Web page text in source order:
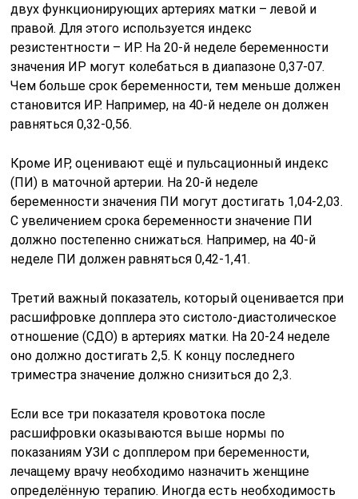
двух функционирующих артериях матки – левой и
правой. Для этого используется индекс
резистентности – ИР. На 20-й неделе беременности
значения ИР могут колебаться в диапазоне 0,37-07.
Чем больше срок беременности, тем меньше должен
становится ИР. Например, на 40-й неделе он должен
равняться 0,32-0,56.
Кроме ИР, оценивают ещё и пульсационный индекс
(ПИ) в маточной артерии. На 20-й неделе
беременности значения ПИ могут достигать 1,04-2,03.
С увеличением срока беременности значение ПИ
должно постепенно снижаться. Например, на 40-й
неделе ПИ должен равняться 0,42-1,41.
Третий важный показатель, который оценивается при
расшифровке допплера это систоло-диастолическое
отношение (CДO) в артериях матки. На 20-24 неделе
оно должно достигать 2,5. К концу последнего
триместра значение должно снизиться до 2,3.
Если все три показателя кровотока после
расшифровки оказываются выше нормы по
показаниям УЗИ с допплером при беременности,
лечащему врачу необходимо назначить женщине
определённую терапию. Иногда есть необходимость